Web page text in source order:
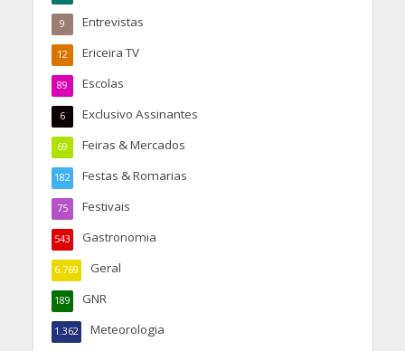
Entrevistas
9
Ericeira TV
12
Escolas
89
Exclusivo Assinantes
6
Feiras & Mercados
69
Festas & Romarias
182
Festivais
75
Gastronomia
543
Geral
6.769
GNR
189
Meteorologia
1.362